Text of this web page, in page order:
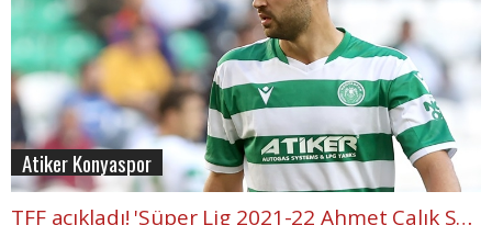
Atiker Konyaspor
TFF açıkladı! 'Süper Lig 2021-22 Ahmet Çalık Sezonu'